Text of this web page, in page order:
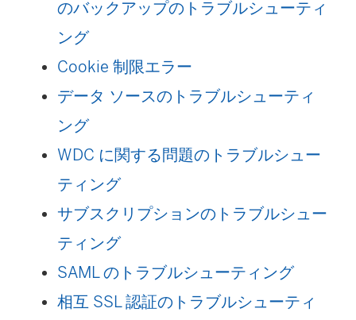
のバックアップのトラブルシューティ
ング
Cookie 制限エラー
データ ソースのトラブルシューティ
ング
WDC に関する問題のトラブルシュー
ティング
サブスクリプションのトラブルシュー
ティング
SAML のトラブルシューティング
相互 SSL 認証のトラブルシューティ